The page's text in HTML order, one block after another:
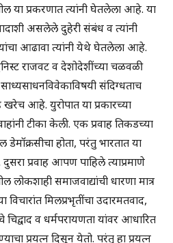
या प्रकरणात त्यांनी घेतलेला आहे. या
असलेले दुहेरी संबंध व त्यांनी
आढावा त्यांनी येथे घेतलेला आहे.
राजवट व देशोदेशींच्या चळवळी
संदिग्धताच
आहे. युरोपात या प्रकारच्या
टीका केली. एक प्रवाह तिकडच्या
होता, परंतु भारतात या
दुसरा प्रवाह आपण पाहिले त्याप्रमाणे
लोकशाही समाजवाद्यांची धारणा मात्र
विचारांत मिलप्रभृतींचा उदारमतवाद,
चिद्वाद व धर्मपरायणता यांवर आधारित
प्रयत्न दिसून येतो. परंतु हा प्रयत्न